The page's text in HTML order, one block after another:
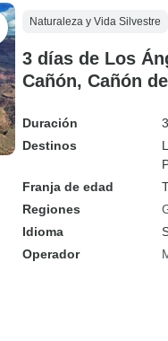
Naturaleza y Vida Silvestre
3 días de Los
Cañón, Cañón
Duración
Destinos
Franja de edad
Regiones
Idioma
Operador